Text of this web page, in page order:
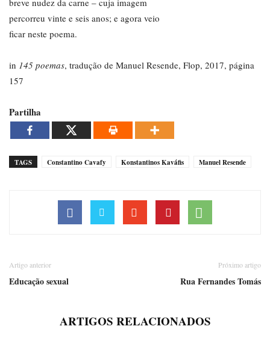
percorreu vinte e seis anos; e agora veio
ficar neste poema.
in 145 poemas, tradução de Manuel Resende, Flop, 2017, página
157
Partilha
TAGS Constantino Cavafy Konstantinos Kaváfis Manuel Resende
Artigo anterior
Educação sexual
Próximo artigo
Rua Fernandes Tomás
ARTIGOS RELACIONADOS